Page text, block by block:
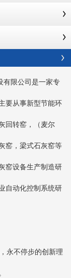
限公司是一家专
要从事新型节能环
回转窑，（麦尔
窑，梁式石灰窑等
窑设备生产制造研
自动化控制系统研
永不停步的创新理